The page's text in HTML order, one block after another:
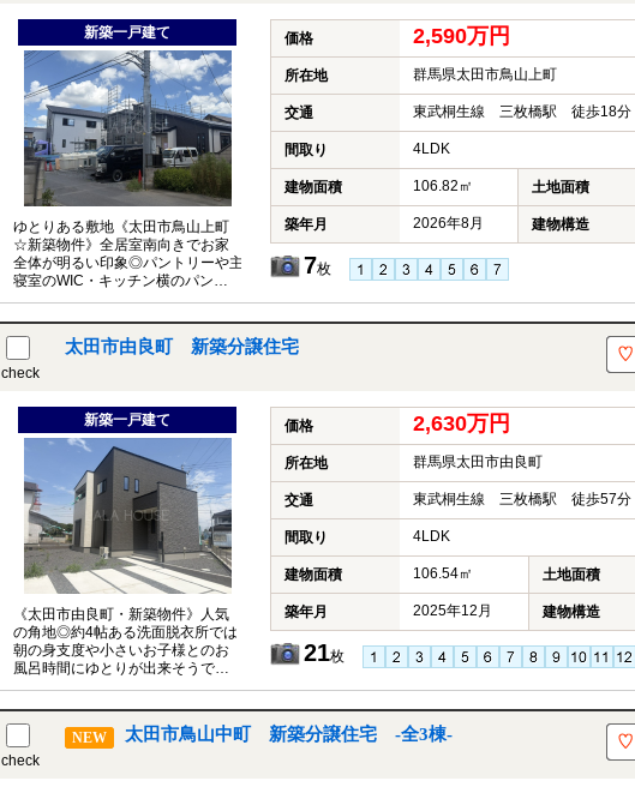
新築一戸建て
ゆとりある敷地《太田市鳥山上町
☆新築物件》全居室南向きでお家
全体が明るい印象◎パントリーや主
寝室のWIC・キッチン横のパント
リースペースなどの収納も充実♪水
価格 2,590万円
所在地 群馬県太田市鳥山上町
交通 東武桐生線 三枚橋駅 徒歩18分
間取り 4LDK
建物面積 106.82㎡ 土地面積
築年月 2026年8月 建物構造
7枚
check
太田市由良町 新築分譲住宅
新築一戸建て
《太田市由良町・新築物件》人気
の角地◎約4帖ある洗面脱衣所では
朝の身支度や小さいお子様とのお
風呂時間にゆとりが出来そうです
ね♪2階全室、WICの収納となり、
価格 2,630万円
所在地 群馬県太田市由良町
交通 東武桐生線 三枚橋駅 徒歩57分
間取り 4LDK
建物面積 106.54㎡ 土地面積
築年月 2025年12月 建物構造
21枚
check
NEW 太田市鳥山中町 新築分譲住宅 -全3棟-